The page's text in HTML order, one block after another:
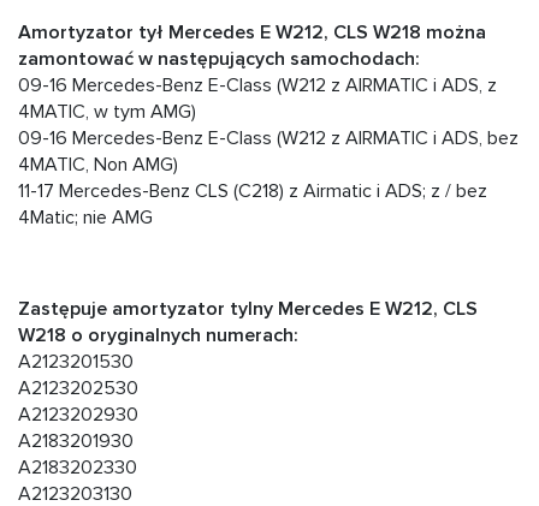
Amortyzator tył Mercedes E W212, CLS W218 można
zamontować w następujących samochodach:
09-16 Mercedes-Benz E-Class (W212 z AIRMATIC i ADS, z
4MATIC, w tym AMG)
09-16 Mercedes-Benz E-Class (W212 z AIRMATIC i ADS, bez
4MATIC, Non AMG)
11-17 Mercedes-Benz CLS (C218) z Airmatic i ADS; z / bez
4Matic; nie AMG
Zastępuje amortyzator tylny Mercedes E W212, CLS
W218 o oryginalnych numerach:
A2123201530
A2123202530
A2123202930
A2183201930
A2183202330
A2123203130